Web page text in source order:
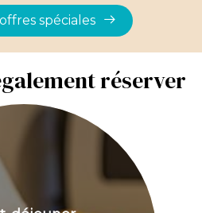
spéciales
réserver